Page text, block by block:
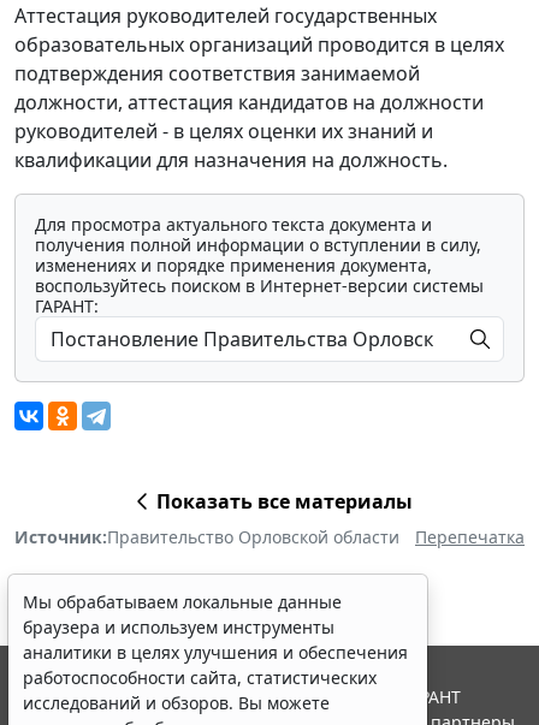
Аттестация руководителей государственных
образовательных организаций проводится в целях
подтверждения соответствия занимаемой
должности, аттестация кандидатов на должности
руководителей - в целях оценки их знаний и
квалификации для назначения на должность.
Для просмотра актуального текста документа и
получения полной информации о вступлении в силу,
изменениях и порядке применения документа,
воспользуйтесь поиском в Интернет-версии системы
ГАРАНТ:
Показать все материалы
Источник:Правительство Орловской области Перепечатка
Мы обрабатываем локальные данные
браузера и используем инструменты
аналитики в целях улучшения и обеспечения
работоспособности сайта, статистических
исследований и обзоров. Вы можете
© ООО "НПП "ГАРАНТ-СЕРВИС", 2026. Система ГАРАНТ